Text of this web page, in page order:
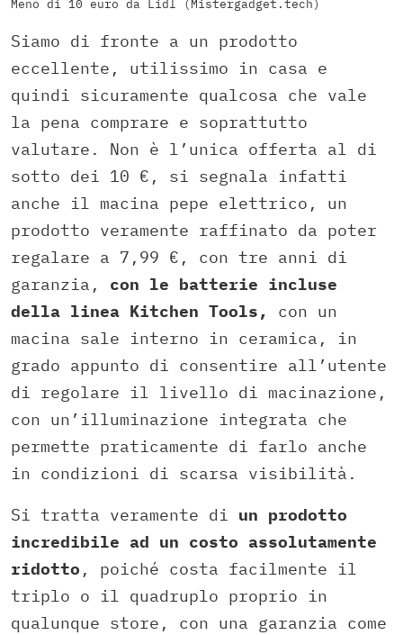
Meno di 10 euro da Lidl (Mistergadget.tech)
Siamo di fronte a un prodotto
eccellente, utilissimo in casa e
quindi sicuramente qualcosa che vale
la pena comprare e soprattutto
valutare. Non è l’unica offerta al di
sotto dei 10 €, si segnala infatti
anche il macina pepe elettrico, un
prodotto veramente raffinato da poter
regalare a 7,99 €, con tre anni di
garanzia, con le batterie incluse
della linea Kitchen Tools,
con un
macina sale interno in ceramica, in
grado appunto di consentire all’utente
di regolare il livello di macinazione,
con un’illuminazione integrata che
permette praticamente di farlo anche
in condizioni di scarsa visibilità.
Si tratta veramente di un prodotto
incredibile ad un costo assolutamente
ridotto , poiché costa facilmente il
triplo o il quadruplo proprio in
qualunque store, con una garanzia come